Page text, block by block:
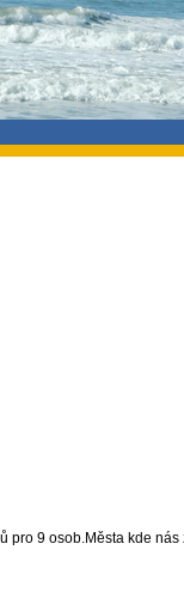
9 osob.Města kde